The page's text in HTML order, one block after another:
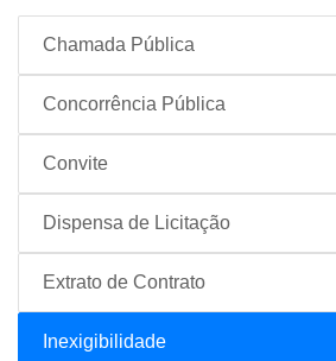
Chamada Pública
Concorrência Pública
Convite
Dispensa de Licitação
Extrato de Contrato
Inexigibilidade